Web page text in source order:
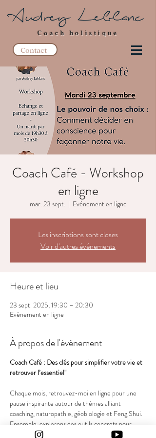
Coach holistique
Contact
Coach Café - Workshop
en ligne
mar. 23 sept.
  |
Evénement en ligne
Les inscriptions sont closes
Voir d'autres événements
Heure et lieu
23 sept. 2025, 19:30 – 20:30
Evénement en ligne
À propos de l'événement
Coach Café : Des clés pour simplifier votre vie et
retrouver l’essentiel"
Chaque mois, retrouvez-moi en ligne pour une
pause inspirante autour de thèmes alliant
coaching, naturopathie, géobiologie et Feng Shui.
Ensemble, explorons des outils concrets pour
alléger votre quotidien, harmoniser votre espace